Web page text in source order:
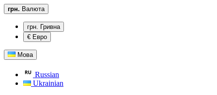
грн. Валюта
грн. Гривна
€ Евро
Мова
Russian
Ukrainian